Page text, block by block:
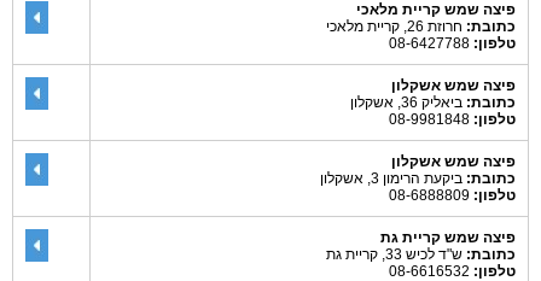
פיצה שמש קריית מלאכי
כתובת: חרוזת 26, קריית מלאכי
טלפון:
פיצה שמש אשקלון
כתובת: ביאליק 36, אשקלון
טלפון:
פיצה שמש אשקלון
כתובת: ביקעת הרימון 3, אשקלון
טלפון:
פיצה שמש קריית גת
כתובת: ש"ד לכיש 33, קריית גת
טלפון: